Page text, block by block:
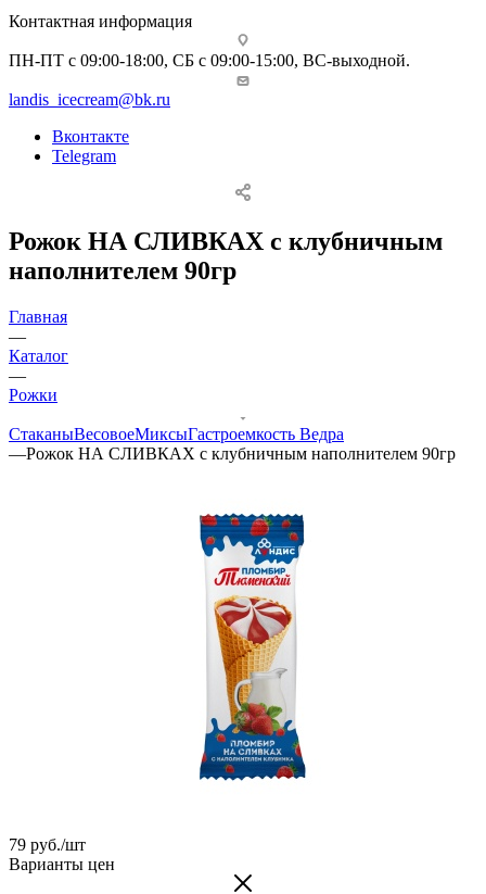
Контактная информация
ПН-ПТ с 09:00-18:00, СБ с 09:00-15:00, ВС-выходной.
landis_icecream@bk.ru
Вконтакте
Telegram
Рожок НА СЛИВКАХ с клубничным
наполнителем 90гр
Главная
—
Каталог
—
Рожки
СтаканыВесовоеМиксыГастроемкость Ведра
—Рожок НА СЛИВКАХ с клубничным наполнителем 90гр
79 руб./шт
Варианты цен